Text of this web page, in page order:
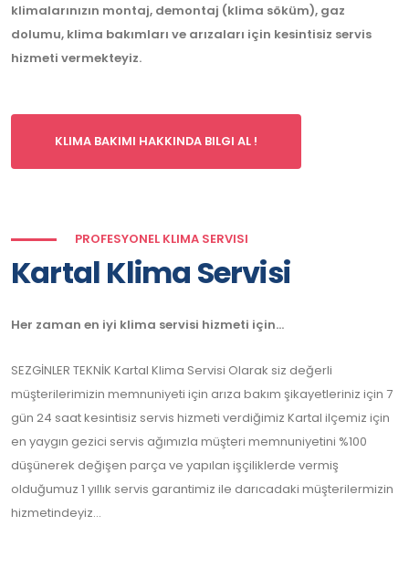
klimalarınızın montaj, demontaj (klima söküm), gaz
dolumu, klima bakımları ve arızaları için kesintisiz servis
hizmeti vermekteyiz.
KLIMA BAKIMI HAKKINDA BILGI AL !
PROFESYONEL KLIMA SERVISI
Kartal Klima Servisi
Her zaman en iyi klima servisi hizmeti için...
SEZGİNLER TEKNİK Kartal Klima Servisi Olarak siz değerli
müşterilerimizin memnuniyeti için arıza bakım şikayetleriniz için 7
gün 24 saat kesintisiz servis hizmeti verdiğimiz Kartal ilçemiz için
en yaygın gezici servis ağımızla müşteri memnuniyetini %100
düşünerek değişen parça ve yapılan işçiliklerde vermiş
olduğumuz 1 yıllık servis garantimiz ile darıcadaki müşterilermizin
hizmetindeyiz...